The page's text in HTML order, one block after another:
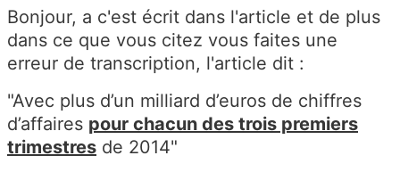
Bonjour, a c'est écrit dans l'article et de plus
dans ce que vous citez vous faites une
erreur de transcription, l'article dit :
"Avec plus d’un milliard d’euros de chiffres
d’affaires pour chacun des trois premiers
trimestres de 2014"